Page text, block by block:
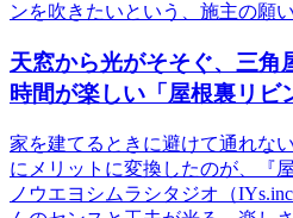
ンを吹きたいという、施主の願
天窓から光がそそぐ、三角
時間が楽しい「屋根裏リビ
家を建てるときに避けて通れな
にメリットに変換したのが、『
ノウエヨシムラシタジオ（